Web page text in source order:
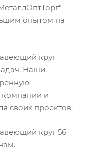
–
опытом на
круг
Наши
компании и
своих проектов.
круг 56